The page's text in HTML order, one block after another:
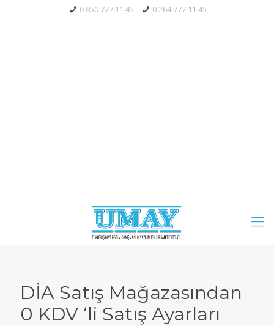
0 850 777 11 45 0 264 777 11 45
DİA Satış Mağazasından
0 KDV ‘li Satış Ayarları